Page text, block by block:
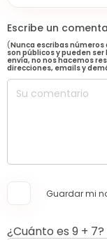
Escribe un
(Nunca escribas
son públicos y pueden
envía, no nos hacemos
direcciones, emails y
Guardar mi
¿Cuánto es 9 + 7?